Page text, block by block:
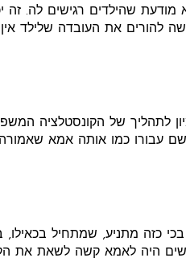
שהילדים רגישים לה. זה
להורים את העובדה שלילד
לתהליך של הקונסטלציה
שם עבורו כמו אותה אמא
כזה מתניע, שמתחיל בכאילו,
היה לאמא קשה לשאת את